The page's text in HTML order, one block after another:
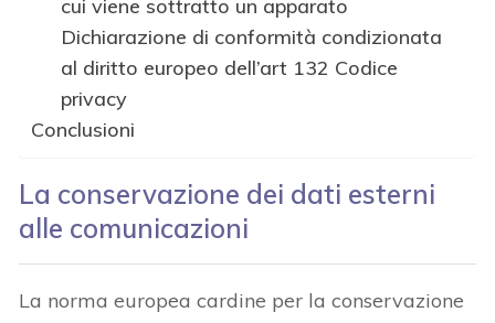
cui viene sottratto un apparato
Dichiarazione di conformità condizionata
al diritto europeo dell’art 132 Codice
privacy
Conclusioni
La conservazione dei dati esterni
alle comunicazioni
La norma europea cardine per la conservazione